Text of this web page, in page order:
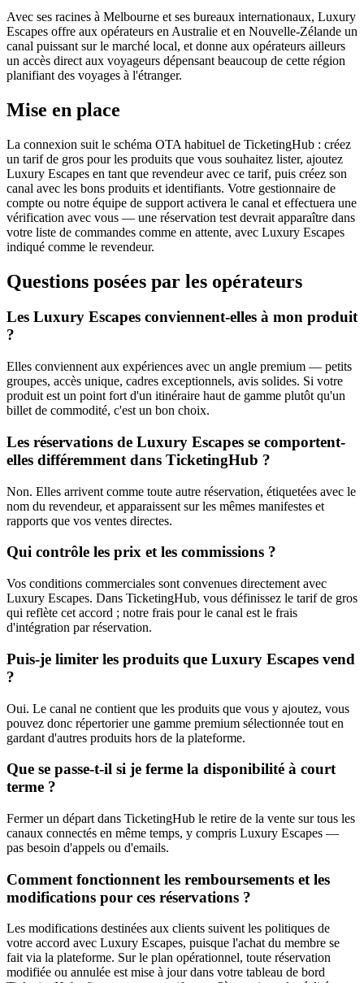
Avec ses racines à Melbourne et ses bureaux internationaux, Luxury
Escapes offre aux opérateurs en Australie et en Nouvelle-Zélande un
canal puissant sur le marché local, et donne aux opérateurs ailleurs
un accès direct aux voyageurs dépensant beaucoup de cette région
planifiant des voyages à l'étranger.
Mise en place
La connexion suit le schéma OTA habituel de TicketingHub : créez
un tarif de gros pour les produits que vous souhaitez lister, ajoutez
Luxury Escapes en tant que revendeur avec ce tarif, puis créez son
canal avec les bons produits et identifiants. Votre gestionnaire de
compte ou notre équipe de support activera le canal et effectuera une
vérification avec vous — une réservation test devrait apparaître dans
votre liste de commandes comme en attente, avec Luxury Escapes
indiqué comme le revendeur.
Questions posées par les opérateurs
Les Luxury Escapes conviennent-elles à mon produit
?
Elles conviennent aux expériences avec un angle premium — petits
groupes, accès unique, cadres exceptionnels, avis solides. Si votre
produit est un point fort d'un itinéraire haut de gamme plutôt qu'un
billet de commodité, c'est un bon choix.
Les réservations de Luxury Escapes se comportent-
elles différemment dans TicketingHub ?
Non. Elles arrivent comme toute autre réservation, étiquetées avec le
nom du revendeur, et apparaissent sur les mêmes manifestes et
rapports que vos ventes directes.
Qui contrôle les prix et les commissions ?
Vos conditions commerciales sont convenues directement avec
Luxury Escapes. Dans TicketingHub, vous définissez le tarif de gros
qui reflète cet accord ; notre frais pour le canal est le frais
d'intégration par réservation.
Puis-je limiter les produits que Luxury Escapes vend
?
Oui. Le canal ne contient que les produits que vous y ajoutez, vous
pouvez donc répertorier une gamme premium sélectionnée tout en
gardant d'autres produits hors de la plateforme.
Que se passe-t-il si je ferme la disponibilité à court
terme ?
Fermer un départ dans TicketingHub le retire de la vente sur tous les
canaux connectés en même temps, y compris Luxury Escapes —
pas besoin d'appels ou d'emails.
Comment fonctionnent les remboursements et les
modifications pour ces réservations ?
Les modifications destinées aux clients suivent les politiques de
votre accord avec Luxury Escapes, puisque l'achat du membre se
fait via la plateforme. Sur le plan opérationnel, toute réservation
modifiée ou annulée est mise à jour dans votre tableau de bord